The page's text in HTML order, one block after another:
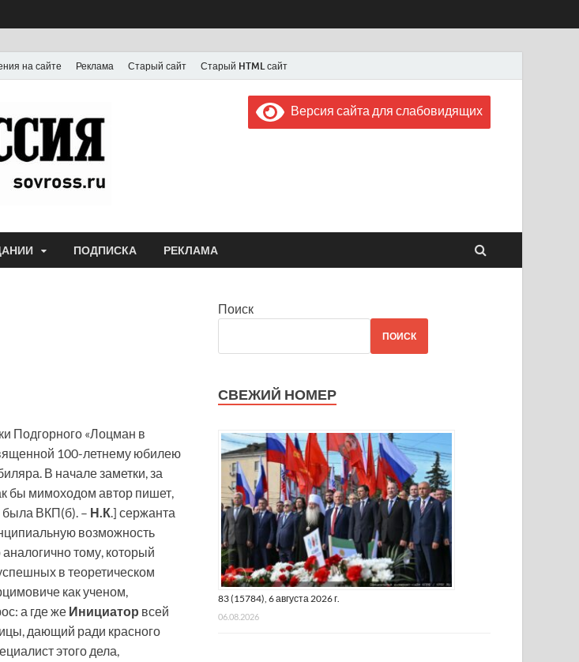
на сайте Реклама Старый сайт Старый HTML сайт
Газета "Советская Россия"
Выпускается с июля 1956 года
Версия сайта для слабовидящих
ПОДПИСКА РЕКЛАМА
Подгорного «Лоцман в
100-летнему юбилею
В начале заметки, за
бы мимоходом автор пишет,
ВКП(б). – Н.К.] сержанта
возможность
тому, который
в теоретическом
как ученом,
а где же Инициатор всей
дающий ради красного
этого дела,
Поиск
ПОИСК
СВЕЖИЙ НОМЕР
83 (15784), 6 августа 2026 г.
06.08.2026